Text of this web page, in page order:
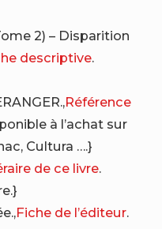
2) – Disparition
descriptive.
Référence
à l’achat sur
Cultura ….}
de ce livre.
Fiche de l’éditeur.